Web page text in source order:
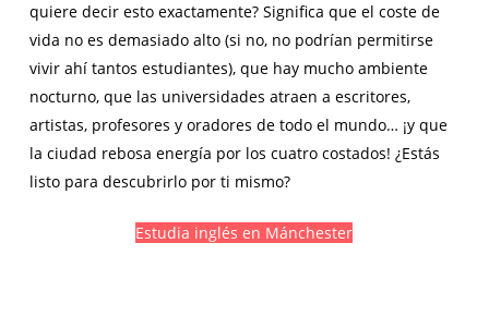
quiere decir esto exactamente? Significa que el coste de
vida no es demasiado alto (si no, no podrían permitirse
vivir ahí tantos estudiantes), que hay mucho ambiente
nocturno, que las universidades atraen a escritores,
artistas, profesores y oradores de todo el mundo… ¡y que
la ciudad rebosa energía por los cuatro costados! ¿Estás
listo para descubrirlo por ti mismo?
Estudia inglés en Mánchester